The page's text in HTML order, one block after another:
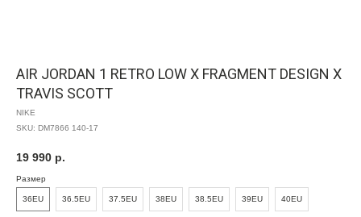
AIR JORDAN 1 RETRO LOW X FRAGMENT DESIGN X
TRAVIS SCOTT
NIKE
SKU: DM7866 140-17
19 990 р.
Размер
36EU 36.5EU 37.5EU 38EU 38.5EU 39EU 40EU